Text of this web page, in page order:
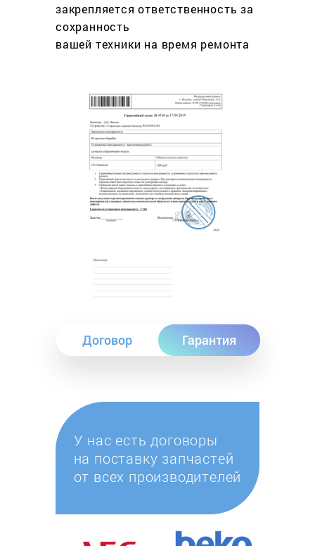
закрепляется ответственность за
сохранность
вашей техники на время ремонта
Договор Гарантия
У нас есть договоры
на поставку запчастей
от всех производителей